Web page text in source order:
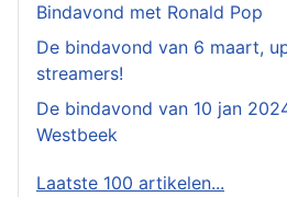
Bindavond met Ronald Pop
De bindavond van 6 maart,
streamers!
De bindavond van 10 jan
Westbeek
Laatste 100 artikelen...